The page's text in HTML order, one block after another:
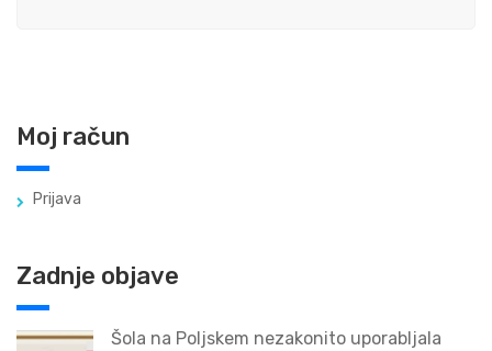
Moj račun
Prijava
Zadnje objave
Šola na Poljskem nezakonito uporabljala